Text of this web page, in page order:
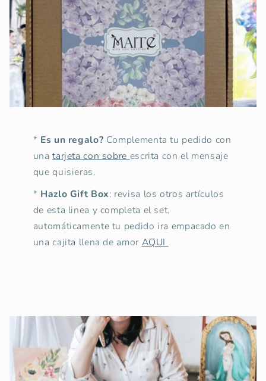
* Es un regalo? Complementa tu pedido con
unatarjeta con sobre escrita con el mensaje
que quisieras.
* Hazlo Gift Box: revisa los otros artículos
de esta linea y completa el set,
automáticamente tu pedido ira empacado en
una cajita llena de amor AQUI